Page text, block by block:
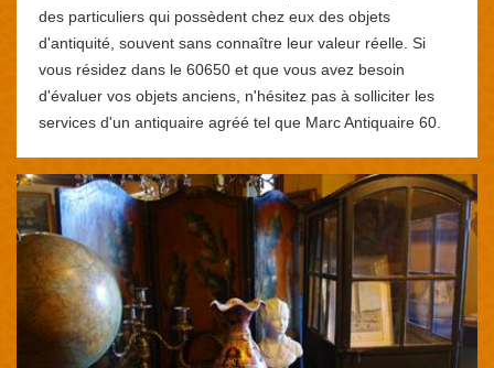
des particuliers qui possèdent chez eux des objets
d'antiquité, souvent sans connaître leur valeur réelle. Si
vous résidez dans le 60650 et que vous avez besoin
d'évaluer vos objets anciens, n'hésitez pas à solliciter les
services d'un antiquaire agréé tel que Marc Antiquaire 60.